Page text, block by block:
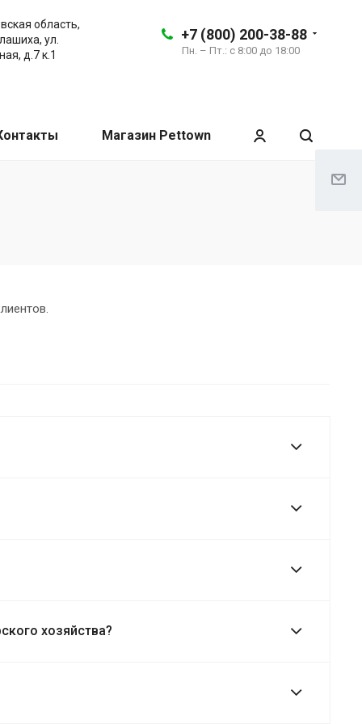
+7 (800) 200-38-88
Пн. – Пт.: с 8:00 до 18:00
область,
ул.
д.7 к.1
Магазин Pettown
хозяйства?